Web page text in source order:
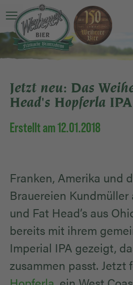
Hauptmenü öffnen
Jetzt neu: Das
Head's Hopferla IPA
Erstellt am 12.01.2018
Franken, Amerika und
Brauereien Kundmüller
und Fat Head’s aus
bereits mit ihrem
Imperial IPA gezeigt,
zusammen passt. Jetzt